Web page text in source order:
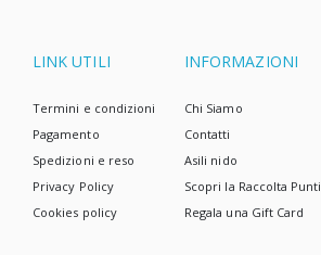
LINK UTILI
Termini e condizioni
Pagamento
Spedizioni e reso
Privacy Policy
Cookies policy
INFORMAZIONI
Chi Siamo
Contatti
Asili nido
Scopri la Raccolta Punti
Regala una Gift Card